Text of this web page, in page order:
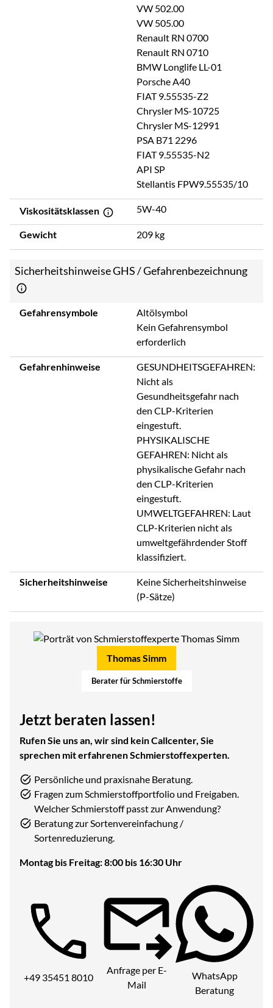
VW 502.00
VW 505.00
Renault RN 0700
Renault RN 0710
BMW Longlife LL-01
Porsche A40
FIAT 9.55535-Z2
Chrysler MS-10725
Chrysler MS-12991
PSA B71 2296
FIAT 9.55535-N2
API SP
Stellantis FPW9.55535/10
Viskositätsklassen 5W-40
Gewicht 209 kg
Sicherheitshinweise GHS / Gefahrenbezeichnung
Gefahrensymbole
Altölsymbol
Kein Gefahrensymbol
erforderlich
Gefahrenhinweise
GESUNDHEITSGEFAHREN:
Nicht als
Gesundheitsgefahr nach
den CLP-Kriterien
eingestuft.
PHYSIKALISCHE
GEFAHREN: Nicht als
physikalische Gefahr nach
den CLP-Kriterien
eingestuft.
UMWELTGEFAHREN: Laut
CLP-Kriterien nicht als
umweltgefährdender Stoff
klassifiziert.
Sicherheitshinweise
Keine Sicherheitshinweise
(P-Sätze)
Thomas Simm
Berater für Schmierstoffe
Jetzt beraten lassen!
Rufen Sie uns an, wir sind kein Callcenter, Sie
sprechen mit erfahrenen Schmierstoffexperten.
Persönliche und praxisnahe Beratung.
Fragen zum Schmierstoffportfolio und Freigaben.
Welcher Schmierstoff passt zur Anwendung?
Beratung zur Sortenvereinfachung /
Sortenreduzierung.
Montag bis Freitag: 8:00 bis 16:30 Uhr
Telefon:
+49 35451 8010
Anfrage per E-
Mail
WhatsApp
Beratung